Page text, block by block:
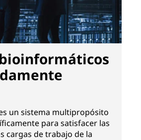
un sistema multipropósito
para satisfacer las
cargas de trabajo de la